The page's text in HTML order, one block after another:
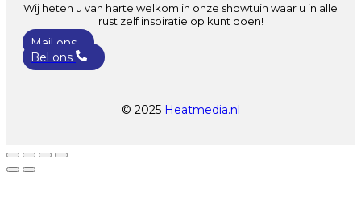
Wij heten u van harte welkom in onze showtuin waar u in alle
rust zelf inspiratie op kunt doen!
Mail ons
Bel ons
© 2025 Heatmedia.nl